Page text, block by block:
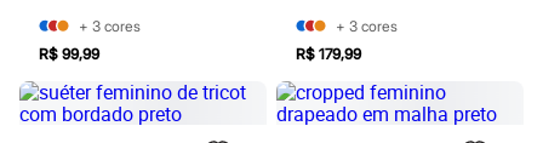
Bonés e Chapéus
Bijoux
Óculos
Relógios
+ 3 cores
R$ 99,99
+ 3 cores
R$ 179,99